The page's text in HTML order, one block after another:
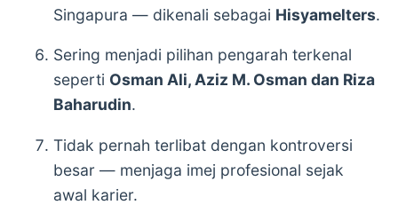
Singapura — dikenali sebagai Hisyamelters.
Sering menjadi pilihan pengarah terkenal
seperti Osman Ali, Aziz M. Osman dan Riza
Baharudin.
Tidak pernah terlibat dengan kontroversi
besar — menjaga imej profesional sejak
awal karier.